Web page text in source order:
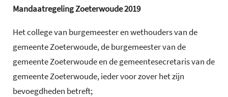
Mandaatregeling Zoeterwoude 2019
Het college van burgemeester en wethouders van de
gemeente Zoeterwoude, de burgemeester van de
gemeente Zoeterwoude en de gemeentesecretaris van de
gemeente Zoeterwoude, ieder voor zover het zijn
bevoegdheden betreft;